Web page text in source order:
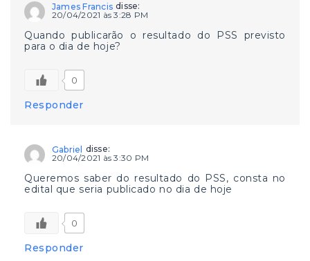
James Francis disse:
20/04/2021 às 3:28 PM
Quando publicarão o resultado do PSS previsto
para o dia de hoje?
0
Responder
Gabriel disse:
20/04/2021 às 3:30 PM
Queremos saber do resultado do PSS, consta no
edital que seria publicado no dia de hoje
0
Responder